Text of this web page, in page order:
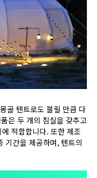
텐트로도 불릴 만큼 다
은 두 개의 침실을 갖추고
적합합니다. 또한 제조
기간을 제공하며, 텐트의